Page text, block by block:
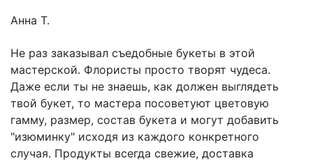
Анна Т.
Не раз заказывал съедобные букеты в этой
мастерской. Флористы просто творят чудеса.
Даже если ты не знаешь, как должен выглядеть
твой букет, то мастера посоветуют цветовую
гамму, размер, состав букета и могут добавить
"изюминку" исходя из каждого конкретного
случая. Продукты всегда свежие, доставка